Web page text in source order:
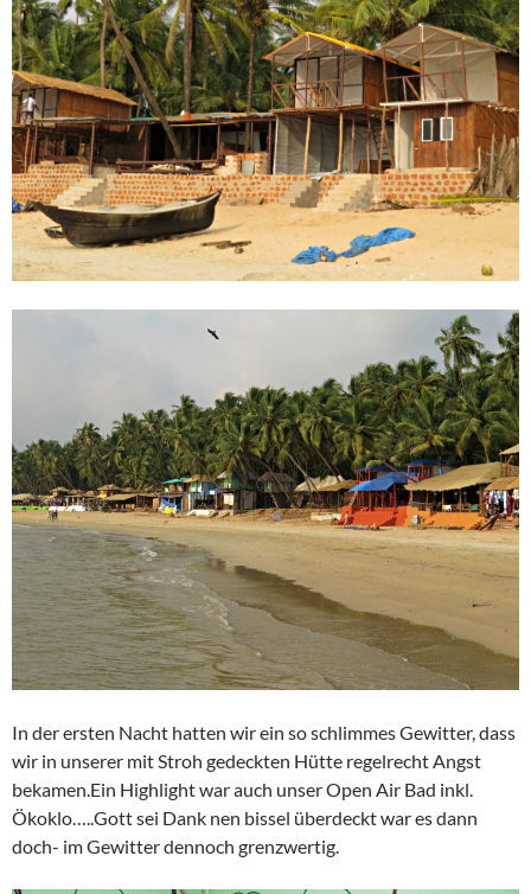
In der ersten Nacht hatten wir ein so schlimmes Gewitter, dass
wir in unserer mit Stroh gedeckten Hütte regelrecht Angst
bekamen.Ein Highlight war auch unser Open Air Bad inkl.
Ökoklo…..Gott sei Dank nen bissel überdeckt war es dann
doch- im Gewitter dennoch grenzwertig.